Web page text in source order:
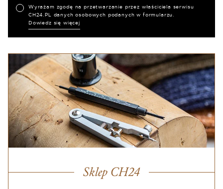
Wyrażam zgodę na przetwarzanie przez właściciela serwisu
CH24.PL danych osobowych podanych w formularzu.
Dowiedz się więcej
Sklep CH24